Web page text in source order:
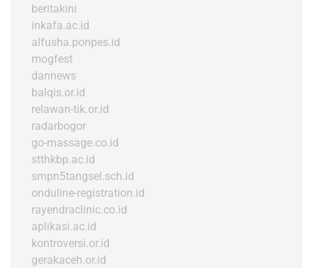
beritakini
inkafa.ac.id
alfusha.ponpes.id
mogfest
dannews
balqis.or.id
relawan-tik.or.id
radarbogor
go-massage.co.id
stthkbp.ac.id
smpn5tangsel.sch.id
onduline-registration.id
rayendraclinic.co.id
aplikasi.ac.id
kontroversi.or.id
gerakaceh.or.id